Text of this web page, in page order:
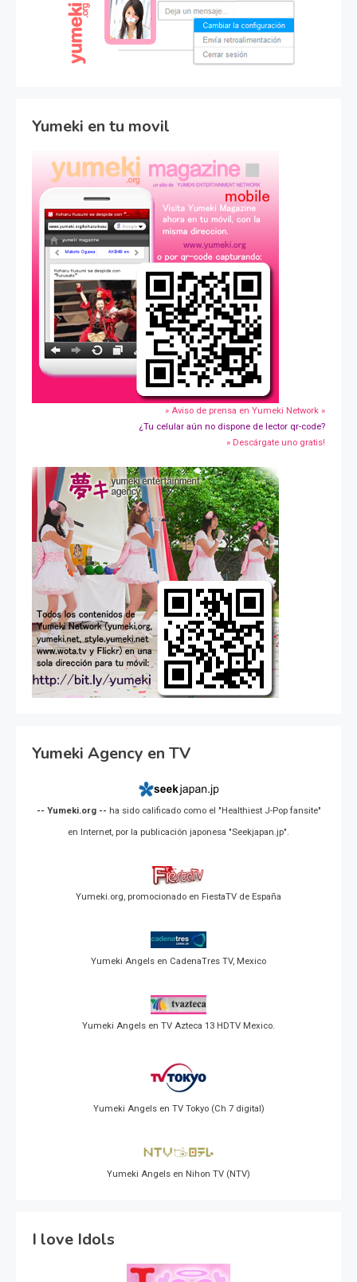
Yumeki en tu movil
» Aviso de prensa en Yumeki Network »
¿Tu celular aún no dispone de lector qr-code?
» Descárgate uno gratis!
Yumeki Agency en TV
-- Yumeki.org -- ha sido calificado como el "Healthiest J-Pop fansite"
en Internet, por la publicación japonesa "Seekjapan.jp".
Yumeki.org, promocionado en FiestaTV de España
Yumeki Angels en CadenaTres TV, Mexico
Yumeki Angels en TV Azteca 13 HDTV Mexico.
Yumeki Angels en TV Tokyo (Ch 7 digital)
Yumeki Angels en Nihon TV (NTV)
I love Idols